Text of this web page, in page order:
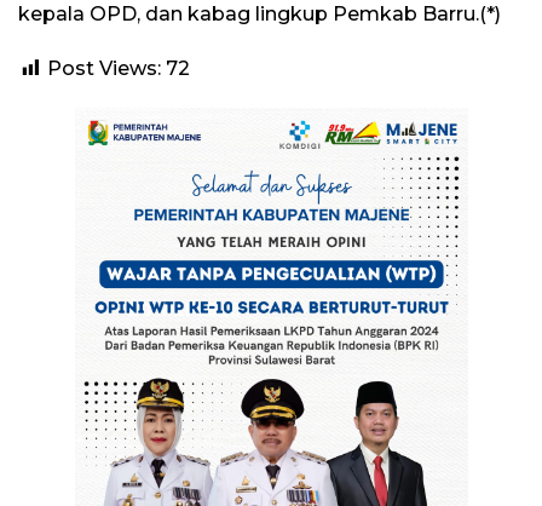
kepala OPD, dan kabag lingkup Pemkab Barru.(*)
Post Views: 72